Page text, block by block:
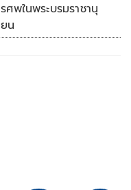
พในพระบรมราชานุ
น